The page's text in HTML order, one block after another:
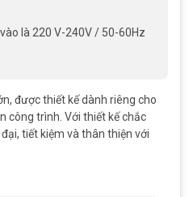
là 220 V-240V / 50-60Hz
được thiết kế dành riêng cho
công trình. Với thiết kế chắc
tiết kiệm và thân thiện với